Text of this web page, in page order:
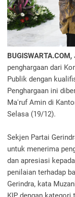
penghargaan dari
Publik dengan
Penghargaan ini
Ma'ruf Amin di
Selasa (19/12).
Sekjen Partai
untuk menerima
dan apresiasi
penilaian terhadap
Gerindra, kata